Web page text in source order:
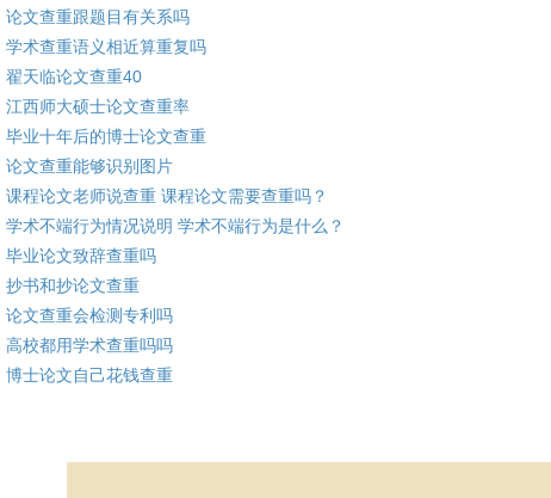
论文查重跟题目有关系吗
学术查重语义相近算重复吗
翟天临论文查重40
江西师大硕士论文查重率
毕业十年后的博士论文查重
论文查重能够识别图片
课程论文老师说查重 课程论文需要查重吗？
学术不端行为情况说明 学术不端行为是什么？
毕业论文致辞查重吗
抄书和抄论文查重
论文查重会检测专利吗
高校都用学术查重吗吗
博士论文自己花钱查重